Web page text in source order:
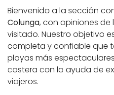
Bienvenido a la sección
Colunga, con opiniones de
visitado. Nuestro objetivo
completa y confiable que
playas más
costera con la ayuda de
viajeros.